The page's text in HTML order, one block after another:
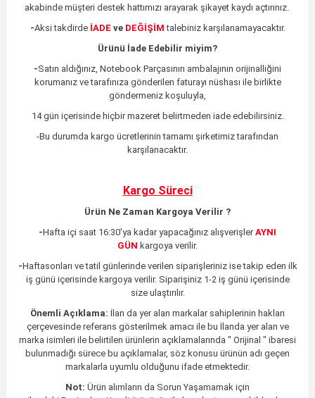
akabinde müşteri destek hattımızı arayarak şikayet kaydı açtırınız.
-Aksi takdirde İADE ve DEĞİŞİM talebiniz karşılanamayacaktır.
Ürünü İade Edebilir miyim?
-Satın aldığınız, Notebook Parçasının ambalajının orijinalliğini
korumanız ve tarafınıza gönderilen faturayı nüshası ile birlikte
göndermeniz koşuluyla,
14 gün içerisinde hiçbir mazeret belirtmeden iade edebilirsiniz.
-Bu durumda kargo ücretlerinin tamamı şirketimiz tarafından
karşılanacaktır.
Kargo Süreci
Ürün Ne Zaman Kargoya Verilir ?
-Hafta içi saat 16:30'ya kadar yapacağınız alışverişler AYNI
GÜN kargoya verilir.
-Haftasonları ve tatil günlerinde verilen siparişleriniz ise takip eden ilk
iş günü içerisinde kargoya verilir. Siparişiniz 1-2 iş günü içerisinde
size ulaştırılır.
Önemli Açıklama: İlan da yer alan markalar sahiplerinin hakları
çerçevesinde referans gösterilmek amacı ile bu İlanda yer alan ve
marka isimleri ile belirtilen ürünlerin açıklamalarında " Orijinal " ibaresi
bulunmadığı sürece bu açıklamalar, söz konusu ürünün adı geçen
markalarla uyumlu olduğunu ifade etmektedir.
Not: Ürün alımların da Sorun Yaşamamak için